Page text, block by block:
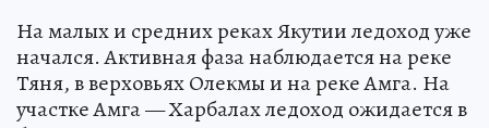
На малых и средних реках Якутии ледоход уже
начался. Активная фаза наблюдается на реке
Тяня, в верховьях Олекмы и на реке Амга. На
участке Амга — Харбалах ледоход ожидается в